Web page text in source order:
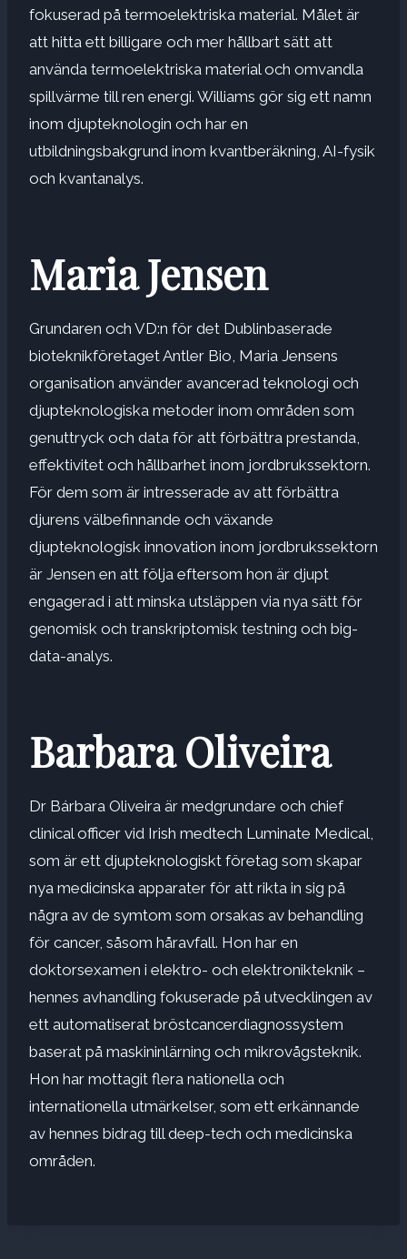
fokuserad på termoelektriska material. Målet är
att hitta ett billigare och mer hållbart sätt att
använda termoelektriska material och omvandla
spillvärme till ren energi. Williams gör sig ett namn
inom djupteknologin och har en
utbildningsbakgrund inom kvantberäkning, AI-fysik
och kvantanalys.
Maria Jensen
Grundaren och VD:n för det Dublinbaserade
bioteknikföretaget Antler Bio, Maria Jensens
organisation använder avancerad teknologi och
djupteknologiska metoder inom områden som
genuttryck och data för att förbättra prestanda,
effektivitet och hållbarhet inom jordbrukssektorn.
För dem som är intresserade av att förbättra
djurens välbefinnande och växande
djupteknologisk innovation inom jordbrukssektorn
är Jensen en att följa eftersom hon är djupt
engagerad i att minska utsläppen via nya sätt för
genomisk och transkriptomisk testning och big-
data-analys.
Barbara Oliveira
Dr Bárbara Oliveira är medgrundare och chief
clinical officer vid Irish medtech Luminate Medical,
som är ett djupteknologiskt företag som skapar
nya medicinska apparater för att rikta in sig på
några av de symtom som orsakas av behandling
för cancer, såsom håravfall. Hon har en
doktorsexamen i elektro- och elektronikteknik –
hennes avhandling fokuserade på utvecklingen av
ett automatiserat bröstcancerdiagnossystem
baserat på maskininlärning och mikrovågsteknik.
Hon har mottagit flera nationella och
internationella utmärkelser, som ett erkännande
av hennes bidrag till deep-tech och medicinska
områden.